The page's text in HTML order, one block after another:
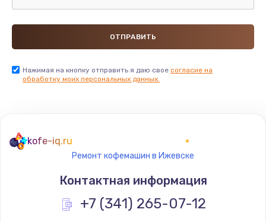
Заказать
Очистка заварочного блока с заменой сальников
1500 руб.
Заказать
1500 руб.
Заказать
Нажимая на кнопку отправить я даю свое согласие на
обработку моих персональных данных.
kofe-iq.ru
Ремонт кофемашин в Ижевске
Контактная информация
+7 (341) 265-07-12